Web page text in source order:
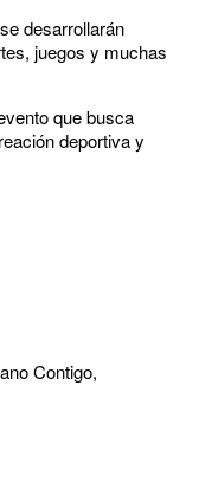
desarrollarán
juegos y muchas
que busca
deportiva y
Contigo,